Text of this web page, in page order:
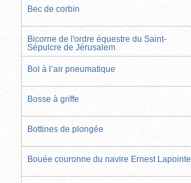
Bec de corbin
Bicorne de l'ordre équestre du Saint-
Sépulcre de Jérusalem
Bol à l’air pneumatique
Bosse à griffe
Bottines de plongée
Bouée couronne du navire Ernest Lapointe